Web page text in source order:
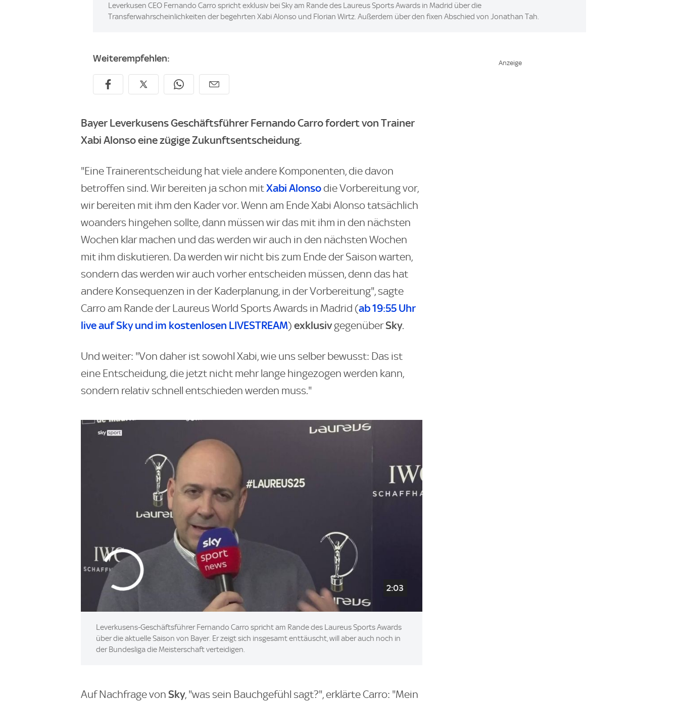
Leverkusen CEO Fernando Carro spricht exklusiv bei Sky am Rande des Laureus Sports Awards in Madrid über die
Transferwahrscheinlichkeiten der begehrten Xabi Alonso und Florian Wirtz. Außerdem über den fixen Abschied von Jonathan Tah.
Weiterempfehlen:
Bayer Leverkusens Geschäftsführer Fernando Carro fordert von Trainer
Xabi Alonso eine zügige Zukunftsentscheidung.
"Eine Trainerentscheidung hat viele andere Komponenten, die davon
betroffen sind. Wir bereiten ja schon mitXabi Alonsodie Vorbereitung vor,
wir bereiten mit ihm den Kader vor. Wenn am Ende Xabi Alonso tatsächlich
woanders hingehen sollte, dann müssen wir das mit ihm in den nächsten
Wochen klar machen und das werden wir auch in den nächsten Wochen
mit ihm diskutieren. Da werden wir nicht bis zum Ende der Saison warten,
sondern das werden wir auch vorher entscheiden müssen, denn das hat
andere Konsequenzen in der Kaderplanung, in der Vorbereitung", sagte
Carro am Rande der Laureus World Sports Awards in Madrid (ab 19:55 Uhr
live auf Sky und im kostenlosen LIVESTREAM) exklusivgegenüberSky.
Und weiter: "Von daher ist sowohl Xabi, wie uns selber bewusst: Das ist
eine Entscheidung, die jetzt nicht mehr lange hingezogen werden kann,
sondern relativ schnell entschieden werden muss."
2:03
Leverkusens-Geschäftsführer Fernando Carro spricht am Rande des Laureus Sports Awards
über die aktuelle Saison von Bayer. Er zeigt sich insgesamt enttäuscht, will aber auch noch in
der Bundesliga die Meisterschaft verteidigen.
Auf Nachfrage von Sky, "was sein Bauchgefühl sagt?", erklärte Carro: "Mein